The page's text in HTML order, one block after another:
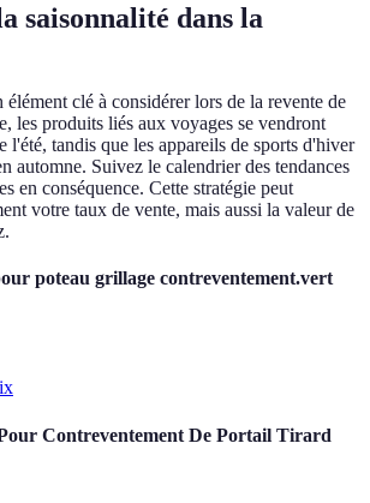
saisonnalité dans la
élément clé à considérer lors de la revente de
les produits liés aux voyages se vendront
l'été, tandis que les appareils de sports d'hiver
automne. Suivez le calendrier des tendances
en conséquence. Cette stratégie peut
votre taux de vente, mais aussi la valeur de
poteau grillage contreventement.vert
Contreventement De Portail Tirard